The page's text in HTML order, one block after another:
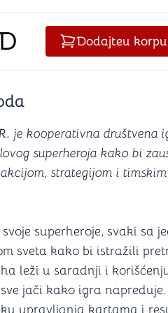
Podloge za igranje
Zaštite za karte
Kockice D6 (za Jamb)
Kutijice
desno
Dodajteu korpu
je kooperativna društvena
superheroja kako bi
strategijom i
superheroje, svaki sa
sveta kako bi istražili
leži u saradnji i
jači kako igra napreduje.
upravljanja kartama i